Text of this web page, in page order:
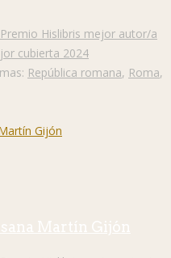
Premio Hislibris mejor autor/a
cubierta 2024
República romana, Roma,
Martín Gijón